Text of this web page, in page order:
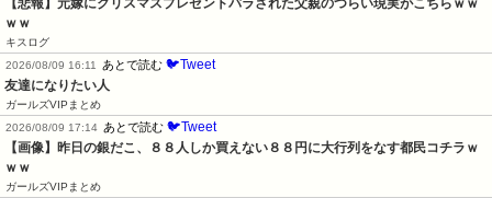
【悲報】元嫁にクリスマスプレゼントバラされた父親のつらい現実がこちらｗｗ
ｗｗ
キスログ
2026/08/09 16:11
あとで読む 🐦Tweet
友達になりたい人
ガールズVIPまとめ
2026/08/09 17:14 あとで読む 🐦Tweet
【画像】昨日の銀だこ、８８人しか買えない８８円に大行列をなす都民コチラｗ
ｗｗ
ガールズVIPまとめ